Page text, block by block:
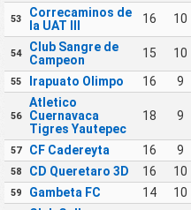
53
Correcaminos de
la UAT III
16 10
54
Club Sangre de
Campeon
15 10
55 Irapuato Olimpo 16 9
56
Atletico
Cuernavaca
Tigres Yautepec
18 9
57 CF Cadereyta 16 9
58 CD Queretaro 3D 16 10
59 Gambeta FC 14 10